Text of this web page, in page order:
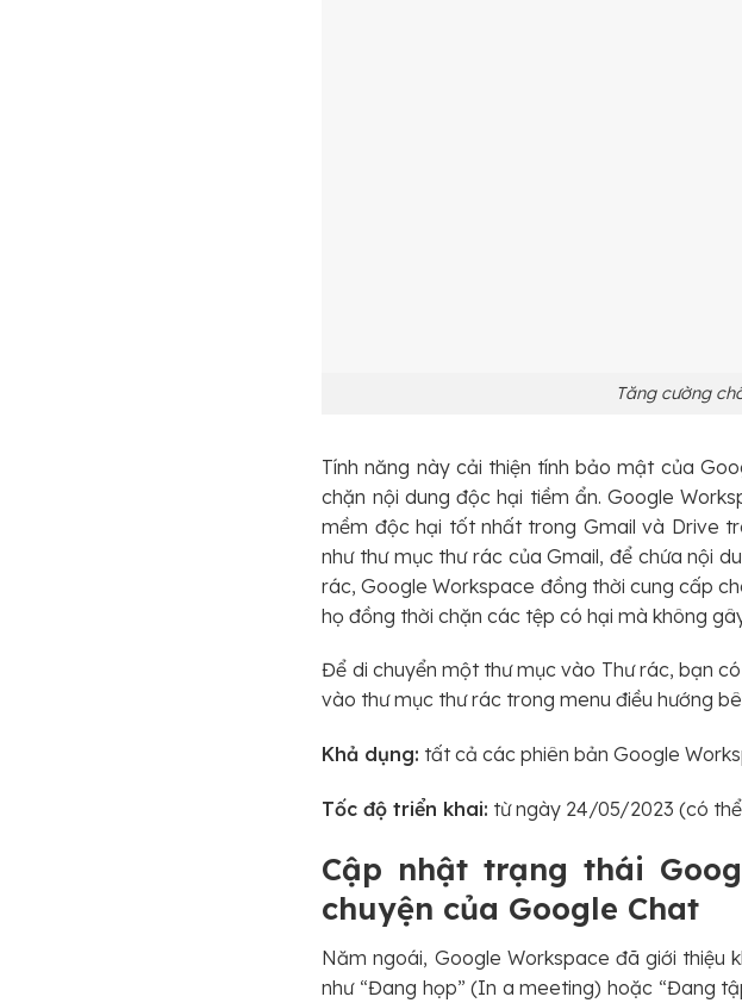
Tăng cường
Tính năng này cải thiện tính bảo mật của
chặn nội dung độc hại tiềm ẩn. Google
mềm độc hại tốt nhất trong Gmail và Drive
như thư mục thư rác của Gmail, để chứa nội
rác, Google Workspace đồng thời cung cấp
họ đồng thời chặn các tệp có hại mà không
Để di chuyển một thư mục vào Thư rác, bạn
vào thư mục thư rác trong menu điều hướng
Khả dụng: tất cả các phiên bản Google
Tốc độ triển khai: từ ngày 24/05/2023 (có
Cập nhật trạng thái
chuyện của Google Chat
Năm ngoái, Google Workspace đã giới
như “Đang họp” (In a meeting) hoặc “Đang